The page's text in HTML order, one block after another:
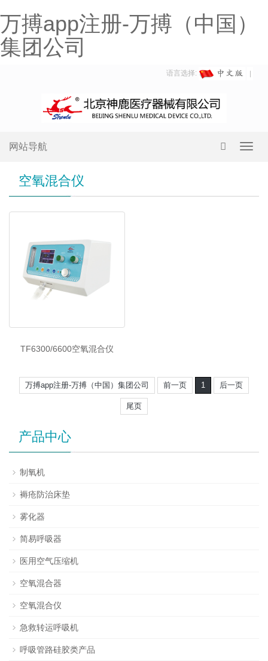
万搏app注册-万搏（中国）
集团公司
语言选择:
网站导航
空氧混合仪
TF6300/6600空氧混合仪
万搏app注册-万搏（中国）集团公司 前一页 1 后一页
尾页
产品中心
制氧机
褥疮防治床垫
雾化器
简易呼吸器
医用空气压缩机
空氧混合器
空氧混合仪
急救转运呼吸机
呼吸管路硅胶类产品